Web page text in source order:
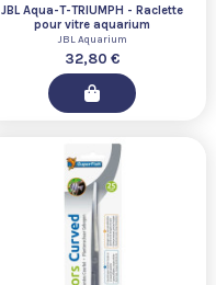
JBL Aqua-T-TRIUMPH - Raclette
pour vitre aquarium
JBL Aquarium
32,80 €